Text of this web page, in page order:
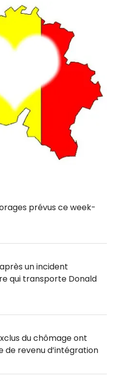
prévus ce week-
un incident
qui transporte Donald
du chômage ont
de revenu d’intégration